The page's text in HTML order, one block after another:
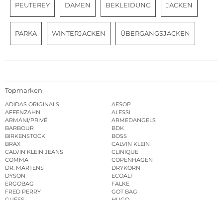
PEUTEREY DAMEN BEKLEIDUNG JACKEN
PARKA WINTERJACKEN ÜBERGANGSJACKEN
Topmarken
ADIDAS ORIGINALS
AESOP
AFFENZAHN
ALESSI
ARMANI/PRIVÉ
ARMEDANGELS
BARBOUR
BDK
BIRKENSTOCK
BOSS
BRAX
CALVIN KLEIN
CALVIN KLEIN JEANS
CLINIQUE
COMMA
COPENHAGEN
DR. MARTENS
DRYKORN
DYSON
ECOALF
ERGOBAG
FALKE
FRED PERRY
GOT BAG